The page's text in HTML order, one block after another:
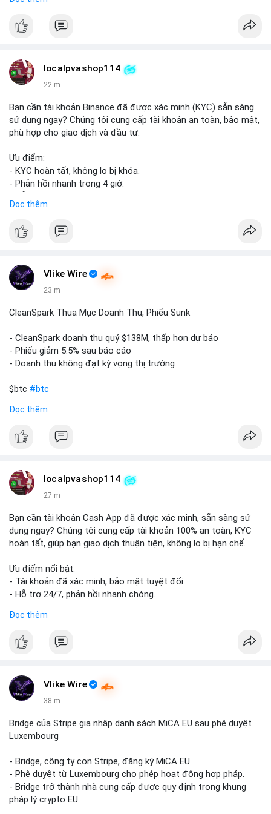
📞 WhatsApp: +1 660 215-8938
📧 Email: localpvashop@gmail.com
của bạn!
localpvashop114
22 m
Bạn cần tài khoản Binance đã được xác minh (KYC) sẵn sàng
sử dụng ngay? Chúng tôi cung cấp tài khoản an toàn, bảo mật,
phù hợp cho giao dịch và đầu tư.
Ưu điểm:
- KYC hoàn tất, không lo bị khóa.
- Phản hồi nhanh trong 4 giờ.
📞 WhatsApp: +1 660 215-8938
Đọc thêm
Vlike Wire
23 m
CleanSpark Thua Mục Doanh Thu, Phiếu Sunk
- CleanSpark doanh thu quý $138M, thấp hơn dự báo
- Phiếu giảm 5.5% sau báo cáo
- Doanh thu không đạt kỳ vọng thị trường
$btc #btc
#vlikevn #titanbot
📰 Nguồn: Cointelegraph
Đọc thêm
localpvashop114
28 m
Bạn cần tài khoản Cash App đã được xác minh, sẵn sàng sử
dụng ngay? Chúng tôi cung cấp tài khoản 100% an toàn, KYC
hoàn tất, giúp bạn giao dịch thuận tiện, không lo bị hạn chế.
Ưu điểm nổi bật:
- Tài khoản đã xác minh, bảo mật tuyệt đối.
- Hỗ trợ 24/7, phản hồi nhanh chóng.
nay:
📧 Email: localpvashop@gmail.com
Đọc thêm
Vlike Wire
38 m
Bridge của Stripe gia nhập danh sách MiCA EU sau phê duyệt
Luxembourg
- Bridge, công ty con Stripe, đăng ký MiCA EU.
- Phê duyệt từ Luxembourg cho phép hoạt động hợp pháp.
- Bridge trở thành nhà cung cấp được quy định trong khung
pháp lý crypto EU.